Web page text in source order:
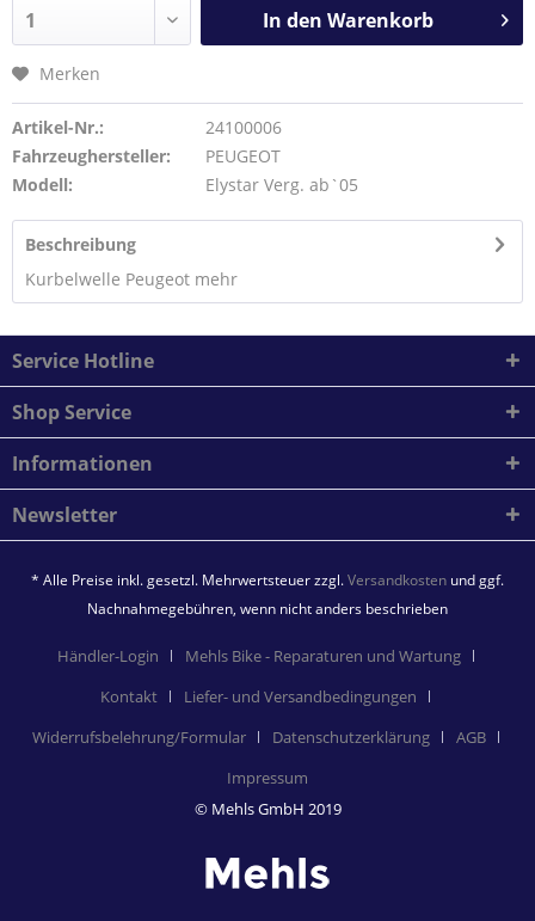
In den Warenkorb
Merken
Artikel-Nr.:
24100006
Fahrzeughersteller:
PEUGEOT
Modell:
Elystar Verg. ab`05
Beschreibung
Kurbelwelle Peugeot mehr
Service Hotline
Shop Service
Informationen
Newsletter
* Alle Preise inkl. gesetzl. Mehrwertsteuer zzgl.Versandkosten und ggf.
Nachnahmegebühren, wenn nicht anders beschrieben
Händler-Login
Mehls Bike - Reparaturen und Wartung
Kontakt
Liefer- und Versandbedingungen
Widerrufsbelehrung/Formular
Datenschutzerklärung
AGB
Impressum
© Mehls GmbH 2019